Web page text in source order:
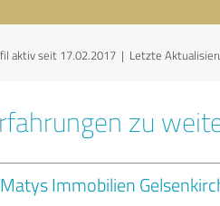
aktiv seit 17.02.2017 | Letzte
zu
Matys Immobilien